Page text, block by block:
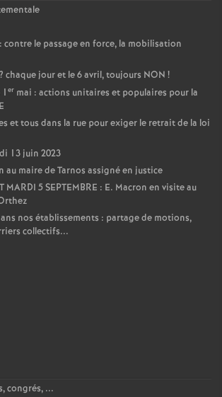
contre le passage en force, la mobilisation
? chaque jour et le 6 avril, toujours NON !
er mai : actions unitaires et populaires pour la
et tous dans la rue pour exiger le retrait de la loi
13 juin 2023
au maire de Tarnos assigné en justice
MARDI 5 SEPTEMBRE : E. Macron en visite au
nos établissements : partage de motions,
collectifs...
congrés, ...